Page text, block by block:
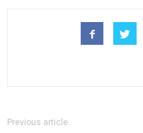
Previous article